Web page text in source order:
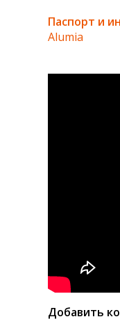
Паспорт и
Alumia
Добавить